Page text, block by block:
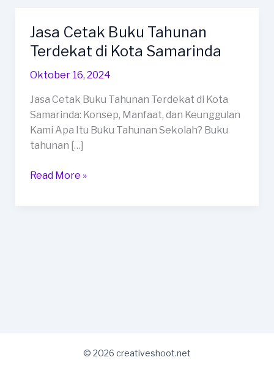
Jasa Cetak Buku Tahunan
Terdekat di Kota Samarinda
Oktober 16, 2024
Jasa Cetak Buku Tahunan Terdekat di Kota
Samarinda: Konsep, Manfaat, dan Keunggulan
Kami Apa Itu Buku Tahunan Sekolah? Buku
tahunan […]
Jasa
Cetak
Buku
Tahunan
di
Kota
Samarinda
Read More »
© 2026 creativeshoot.net